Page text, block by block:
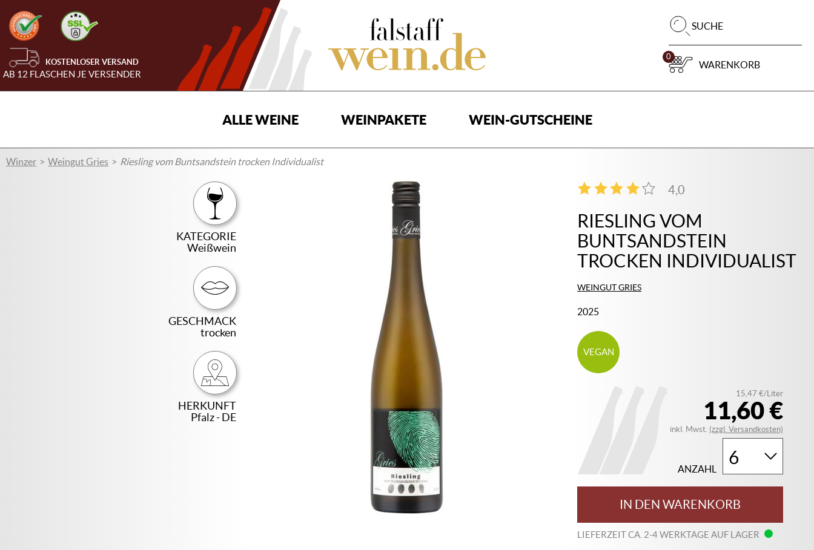
KOSTENLOSER VERSAND
AB 12 FLASCHEN JE VERSENDER
SUCHE
0
WARENKORB
ALLE WEINE WEINPAKETE WEIN-GUTSCHEINE
Winzer Weingut Gries Riesling vom Buntsandstein trocken Individualist
KATEGORIE
Weißwein
GESCHMACK
trocken
HERKUNFT
Pfalz - DE
RIESLING VOM
BUNTSANDSTEIN
TROCKEN INDIVIDUALIST
WEINGUT GRIES
2025
4,0
2
VEGAN
11,60 €
15,47 €/Liter
inkl. Mwst. (zzgl. Versandkosten)
ANZAHL
IN DEN WARENKORB
LIEFERZEIT CA. 2-4 WERKTAGE AUF LAGER